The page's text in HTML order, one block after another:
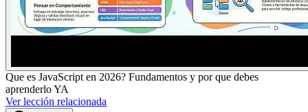
Que es JavaScript en 2026? Fundamentos y por que debes
aprenderlo YA
Ver lección relacionada